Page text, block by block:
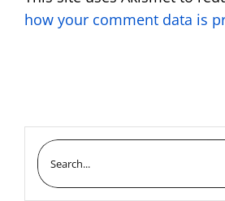
how your comment data is
Search
for: